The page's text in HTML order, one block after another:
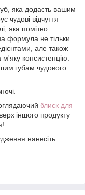
яка додасть вашим
чудові відчуття
яка помітно
формула не тільки
але також
м'яку консистенцію.
губам чудового
блиск для
іншого продукту
нанесіть